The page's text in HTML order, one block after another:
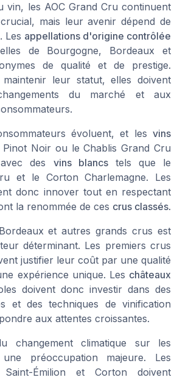
vin, les AOC Grand Cru continuent
mais leur avenir dépend de
Les appellations d'origine contrôlée
de Bourgogne, Bordeaux et
de qualité et de prestige.
leur statut, elles doivent
du marché et aux
évoluent, et les vins
Pinot Noir ou leChablis Grand Cru
des vins blancstels que le
et le Corton Charlemagne. Les
donc innover tout en respectant
la renommée de ces crus classés.
et autresgrands crus est
déterminant. Les premiers crus
justifier leur coût par une qualité
expérience unique. Les châteaux
doivent donc investir dans des
et des techniques de vinification
aux attentes croissantes.
changement climatique sur les
préoccupation majeure. Les
Saint-Émilion et Corton doivent